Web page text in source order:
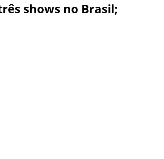
shows no Brasil;